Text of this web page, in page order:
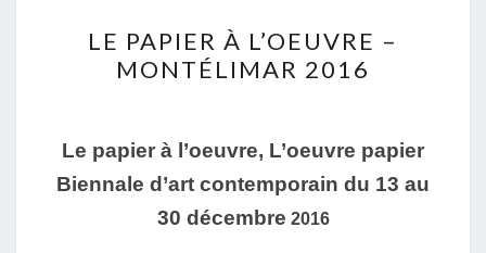
PAPIER
À
MONTÉLIMAR
2016
LE PAPIER À L’OEUVRE –
MONTÉLIMAR 2016
Le papier à l’oeuvre, L’oeuvre papier
Biennale d’art contemporain du 13 au
30 décembre 2016